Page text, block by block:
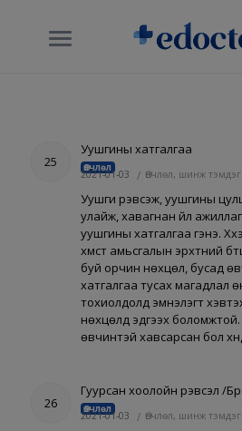
25
Уушгины хатгалгаа
Өвчлөл
2021-01-03 / Өвчлөл, шинж тэмдэг
Уушги үрэвсэж, уушгины
улайж, хавагнан үйл
уушгины хатгалгаа гэнэ.
хүмүүст амьсгалын эрхтний
буй орчин нөхцөл, бусад
хатгалгаа тусах магадлал
тохиолдолд эмнэлэгт
нөхцөлд эдгээх боломжтой.
өвчинтэй хавсарсан бол
26
Гуурсан хоолойн үрэвсэл /
Өвчлөл
2021-01-03 / Өвчлөл, шинж тэмдэг